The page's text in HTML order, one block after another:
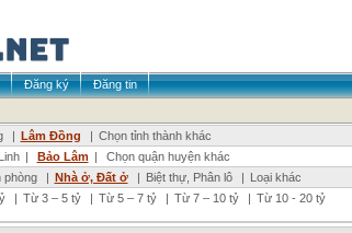
Đăng ký
Đăng tin
| Lâm Đồng | Chọn tỉnh thành khác
| Bảo Lâm |
Chọn quận huyện khác
phòng | Nhà ở, Đất ở | Biệt thự, Phân lô | Loại khác
| Từ 3 – 5 tỷ | Từ 5 – 7 tỷ | Từ 7 – 10 tỷ | Từ 10 - 20 tỷ